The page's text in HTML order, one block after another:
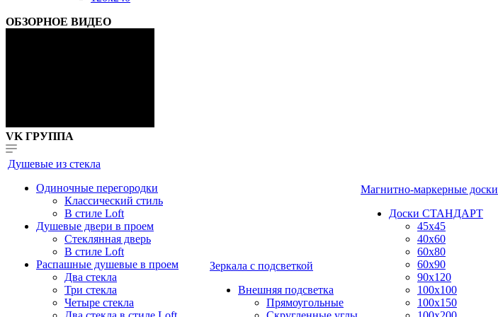
ОБЗОРНОЕ ВИДЕО
VK ГРУППА
Душевые из стекла
Одиночные перегородки
Классический стиль
В стиле Loft
Душевые двери в проем
Стеклянная дверь
В стиле Loft
Распашные душевые в проем
Два стекла
Три стекла
Четыре стекла
Зеркала с подсветкой
Внешняя подсветка
Прямоугольные
Магнитно-маркерные доски
Доски СТАНДАРТ
45x45
40x60
60x80
60x90
90x120
100x100
100x150